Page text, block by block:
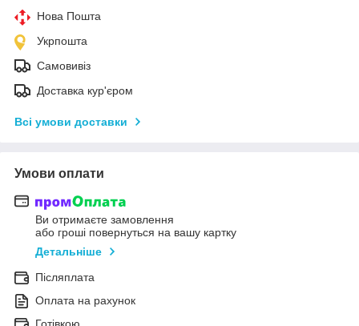
Нова Пошта
Укрпошта
Самовивіз
Доставка кур'єром
Всі умови доставки
Умови оплати
Ви отримаєте замовлення
або гроші повернуться на вашу картку
Детальніше
Післяплата
Оплата на рахунок